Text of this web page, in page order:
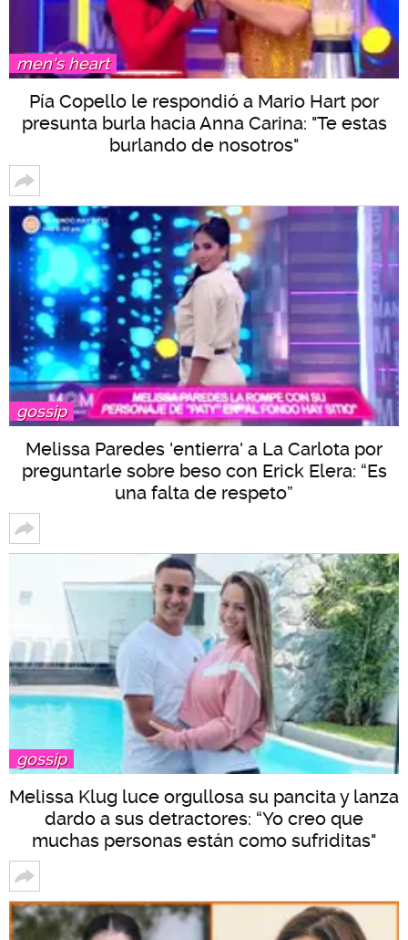
men's heart
Pía Copello le respondió a Mario Hart por
presunta burla hacia Anna Carina: "Te estas
burlando de nosotros"
gossip
Melissa Paredes 'entierra' a La Carlota por
preguntarle sobre beso con Erick Elera: “Es
una falta de respeto”
gossip
Melissa Klug luce orgullosa su pancita y lanza
dardo a sus detractores: “Yo creo que
muchas personas están como sufriditas"